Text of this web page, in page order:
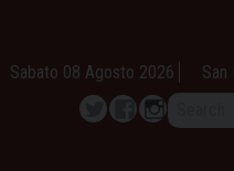
content
Sabato 08 Agosto 2026
TwitterFacebook
Instagram